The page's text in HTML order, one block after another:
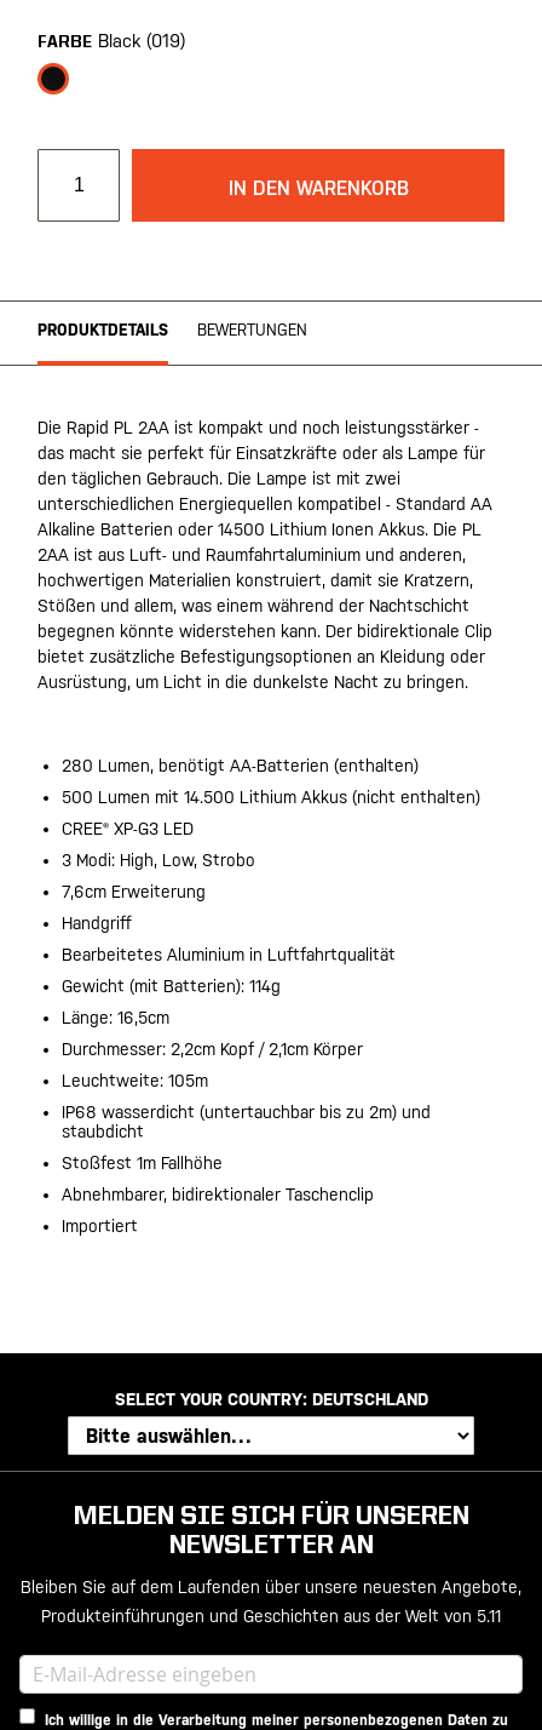
FARBE Black (019)
IN DEN WARENKORB
PRODUKTDETAILS BEWERTUNGEN
Die Rapid PL 2AA ist kompakt und noch leistungsstärker -
das macht sie perfekt für Einsatzkräfte oder als Lampe für
den täglichen Gebrauch. Die Lampe ist mit zwei
unterschiedlichen Energiequellen kompatibel - Standard AA
Alkaline Batterien oder 14500 Lithium Ionen Akkus. Die PL
2AA ist aus Luft- und Raumfahrtaluminium und anderen,
hochwertigen Materialien konstruiert, damit sie Kratzern,
Stößen und allem, was einem während der Nachtschicht
begegnen könnte widerstehen kann. Der bidirektionale Clip
bietet zusätzliche Befestigungsoptionen an Kleidung oder
Ausrüstung, um Licht in die dunkelste Nacht zu bringen.
280 Lumen, benötigt AA-Batterien (enthalten)
500 Lumen mit 14.500 Lithium Akkus (nicht enthalten)
CREE® XP-G3 LED
3 Modi: High, Low, Strobo
7,6cm Erweiterung
Handgriff
Bearbeitetes Aluminium in Luftfahrtqualität
Gewicht (mit Batterien): 114g
Länge: 16,5cm
Durchmesser: 2,2cm Kopf / 2,1cm Körper
Leuchtweite: 105m
IP68 wasserdicht (untertauchbar bis zu 2m) und
staubdicht
Stoßfest 1m Fallhöhe
Abnehmbarer, bidirektionaler Taschenclip
Importiert
SELECT YOUR COUNTRY: DEUTSCHLAND
MELDEN SIE SICH FÜR UNSEREN
NEWSLETTER AN
Bleiben Sie auf dem Laufenden über unsere neuesten Angebote,
Produkteinführungen und Geschichten aus der Welt von 5.11
Ich willige in die Verarbeitung meiner personenbezogenen Daten zu